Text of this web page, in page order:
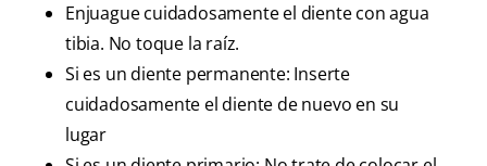
Enjuague cuidadosamente el diente con agua
tibia. No toque la raíz.
Si es un diente permanente: Inserte
cuidadosamente el diente de nuevo en su
lugar